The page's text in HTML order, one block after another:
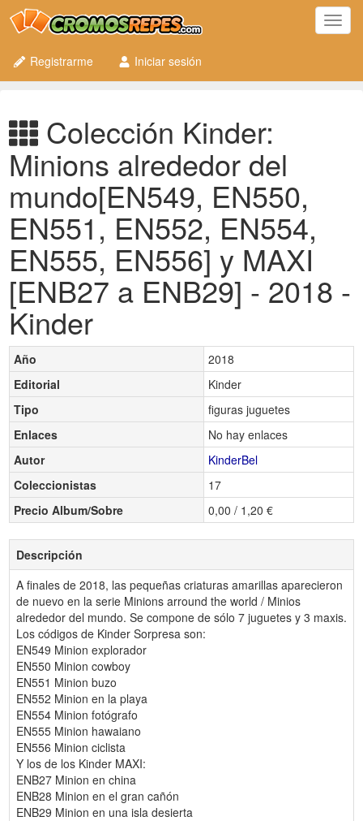
Registrarme
Iniciar sesión
Colección Kinder:
Minions alrededor del
mundo[EN549, EN550,
EN551, EN552, EN554,
EN555, EN556] y MAXI
[ENB27 a ENB29] - 2018 -
Kinder
Año
2018
Editorial
Kinder
Tipo
figuras juguetes
Enlaces
No hay enlaces
Autor
KinderBel
Coleccionistas
17
Precio Album/Sobre
0,00 / 1,20 €
Descripción
A finales de 2018, las pequeñas criaturas amarillas aparecieron
de nuevo en la serie Minions arround the world / Minios
alrededor del mundo. Se compone de sólo 7 juguetes y 3 maxis.
Los códigos de Kinder Sorpresa son:
EN549 Minion explorador
EN550 Minion cowboy
EN551 Minion buzo
EN552 Minion en la playa
EN554 Minion fotógrafo
EN555 Minion hawaiano
EN556 Minion ciclista
Y los de los Kinder MAXI:
ENB27 Minion en china
ENB28 Minion en el gran cañón
ENB29 Minion en una isla desierta